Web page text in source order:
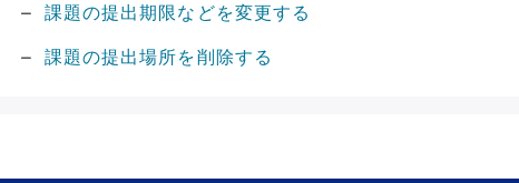
課題の提出期限などを変更する
課題の提出場所を削除する